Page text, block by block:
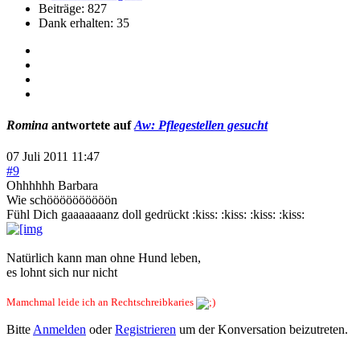
Beiträge: 827
Dank erhalten: 35
Romina antwortete aufAw: Pflegestellen gesucht
07 Juli 2011 11:47
#9
Ohhhhhh Barbara
Wie schöööööööööön
Fühl Dich gaaaaaaanz doll gedrückt :kiss: :kiss: :kiss: :kiss:
Natürlich kann man ohne Hund leben,
es lohnt sich nur nicht
Mamchmal leide ich an Rechtschreibkaries
BitteAnmelden oderRegistrieren um der Konversation beizutreten.